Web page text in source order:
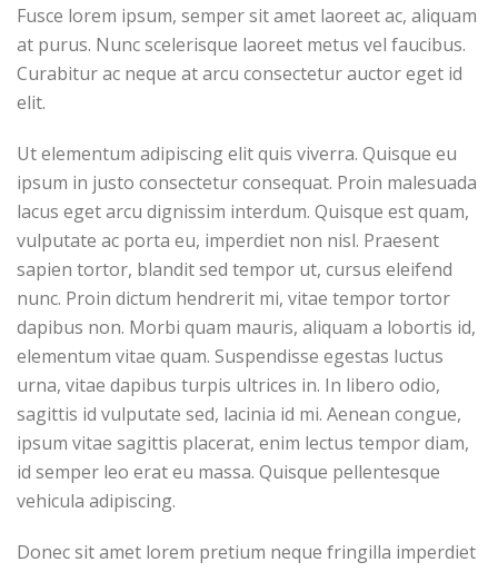
Fusce lorem ipsum, semper sit amet laoreet ac, aliquam
at purus. Nunc scelerisque laoreet metus vel faucibus.
Curabitur ac neque at arcu consectetur auctor eget id
elit.
Ut elementum adipiscing elit quis viverra. Quisque eu
ipsum in justo consectetur consequat. Proin malesuada
lacus eget arcu dignissim interdum. Quisque est quam,
vulputate ac porta eu, imperdiet non nisl. Praesent
sapien tortor, blandit sed tempor ut, cursus eleifend
nunc. Proin dictum hendrerit mi, vitae tempor tortor
dapibus non. Morbi quam mauris, aliquam a lobortis id,
elementum vitae quam. Suspendisse egestas luctus
urna, vitae dapibus turpis ultrices in. In libero odio,
sagittis id vulputate sed, lacinia id mi. Aenean congue,
ipsum vitae sagittis placerat, enim lectus tempor diam,
id semper leo erat eu massa. Quisque pellentesque
vehicula adipiscing.
Donec sit amet lorem pretium neque fringilla imperdiet